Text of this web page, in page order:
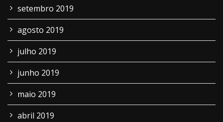
setembro 2019
agosto 2019
julho 2019
junho 2019
maio 2019
abril 2019